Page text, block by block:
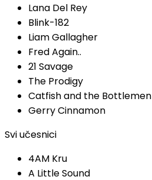
Lana Del Rey
Blink-182
Liam Gallagher
Fred Again..
21 Savage
The Prodigy
Catfish and the Bottlemen
Gerry Cinnamon
Svi učesnici
4AM Kru
A Little Sound